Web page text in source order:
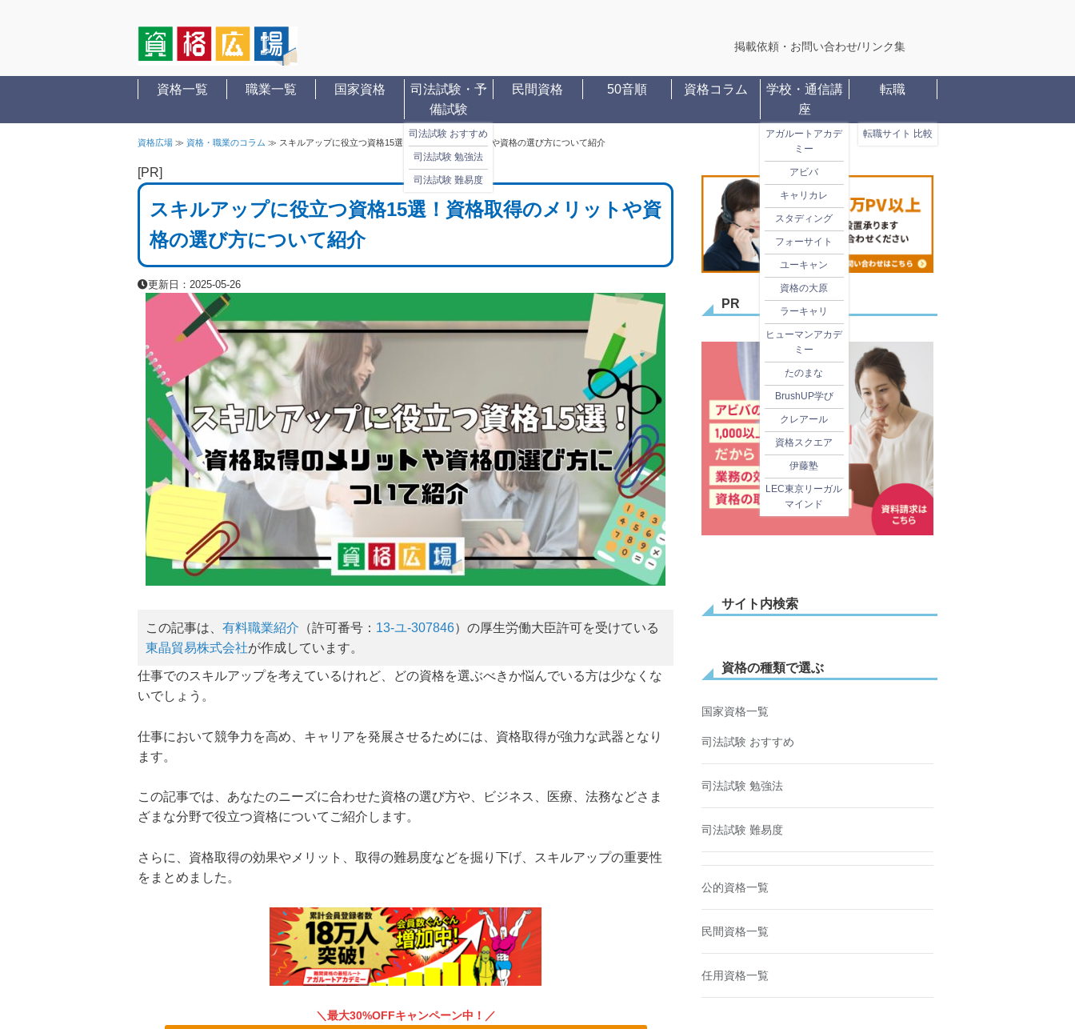
掲載依頼・お問い合わせ/リンク集
資格一覧 職業一覧 国家資格
司法試験・予
備試験
司法試験 おすすめ
司法試験 勉強法
司法試験 難易度
民間資格 50音順 資格コラム
学校・通信講
座
アガルートアカデ
ミー
アビバ
キャリカレ
スタディング
フォーサイト
ユーキャン
資格の大原
ラーキャリ
ヒューマンアカデ
ミー
たのまな
BrushUP学び
クレアール
資格スクエア
伊藤塾
LEC東京リーガル
マインド
転職
転職サイト 比較
資格広場 ≫ 資格・職業のコラム ≫ スキルアップに役立つ資格15選！資格取得のメリットや資格の選び方について紹介
[PR]
スキルアップに役立つ資格15選！資格取得のメリットや資
格の選び方について紹介
更新日：2025-05-26
この記事は、 有料職業紹介 （許可番号： 13-ユ-307846）の厚生労働大臣許可を受けている
東晶貿易株式会社が作成しています。
仕事でのスキルアップを考えているけれど、どの資格を選ぶべきか悩んでいる方は少なくな
いでしょう。
仕事において競争力を高め、キャリアを発展させるためには、資格取得が強力な武器となり
ます。
この記事では、あなたのニーズに合わせた資格の選び方や、ビジネス、医療、法務などさま
ざまな分野で役立つ資格についてご紹介します。
さらに、資格取得の効果やメリット、取得の難易度などを掘り下げ、スキルアップの重要性
をまとめました。
最大30%OFFキャンペーン中！
PR
サイト内検索
資格の種類で選ぶ
国家資格一覧
司法試験 おすすめ
司法試験 勉強法
司法試験 難易度
公的資格一覧
民間資格一覧
任用資格一覧